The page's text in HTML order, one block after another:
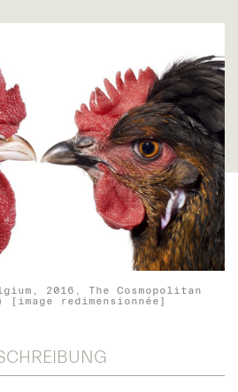
2016, The Cosmopolitan
[image redimensionnée]